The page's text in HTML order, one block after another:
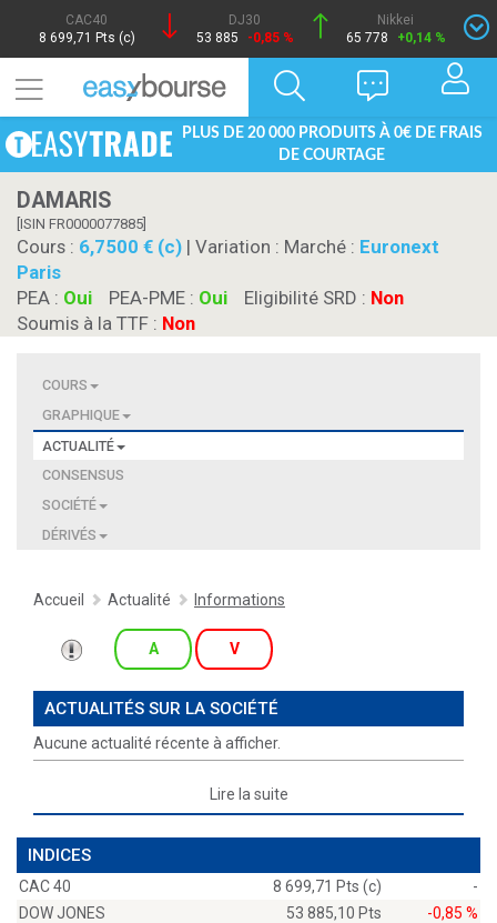
CAC40
8 699,71 Pts (c)
DJ30
53 885
-0,85 %
Nikkei
65 778
+0,14 %
PLUS DE 20 000 PRODUITS À 0€ DE FRAIS
DE COURTAGE
DAMARIS
[ISIN FR0000077885]
Cours : 6,7500 € (c) | Variation : Marché : Euronext
Paris
PEA : Oui PEA-PME : Oui Eligibilité SRD : Non
Soumis à la TTF : Non
COURS
GRAPHIQUE
ACTUALITÉ
CONSENSUS
SOCIÉTÉ
DÉRIVÉS
Accueil Actualité Informations
A V
ACTUALITÉS SUR LA SOCIÉTÉ
Aucune actualité récente à afficher.
Lire la suite
INDICES
CAC 40 8 699,71 Pts (c)
-
DOW JONES
53 885,10 Pts
-0,85 %